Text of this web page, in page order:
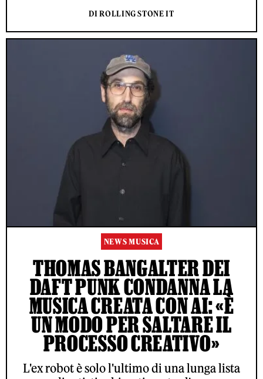
DI ROLLING STONE IT
NEWS MUSICA
THOMAS BANGALTER DEI
DAFT PUNK CONDANNA LA
MUSICA CREATA CON AI: «È
UN MODO PER SALTARE IL
PROCESSO CREATIVO»
L'ex robot è solo l'ultimo di una lunga lista